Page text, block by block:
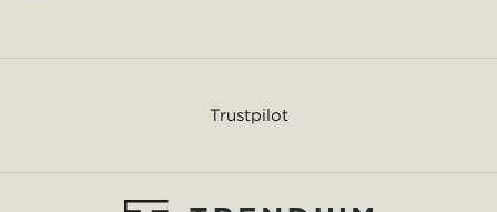
Trustpilot